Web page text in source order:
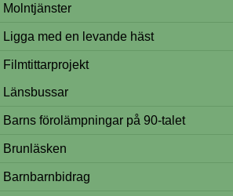
Molntjänster
Ligga med en levande häst
Filmtittarprojekt
Länsbussar
Barns förolämpningar på 90-talet
Brunläsken
Barnbarnbidrag